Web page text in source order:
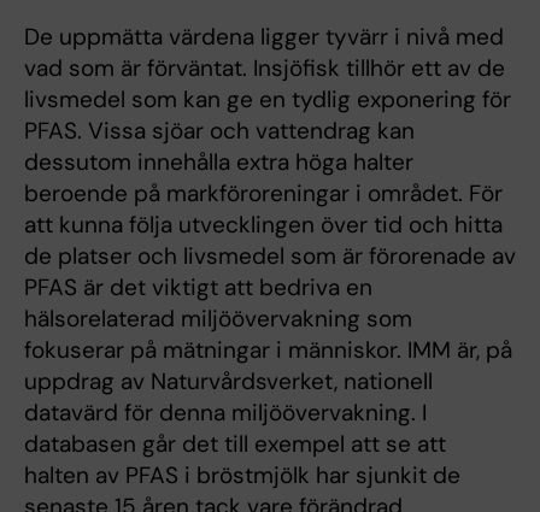
De uppmätta värdena ligger tyvärr i nivå med
vad som är förväntat. Insjöfisk tillhör ett av de
livsmedel som kan ge en tydlig exponering för
PFAS. Vissa sjöar och vattendrag kan
dessutom innehålla extra höga halter
beroende på markföroreningar i området. För
att kunna följa utvecklingen över tid och hitta
de platser och livsmedel som är förorenade av
PFAS är det viktigt att bedriva en
hälsorelaterad miljöövervakning som
fokuserar på mätningar i människor. IMM är, på
uppdrag av Naturvårdsverket, nationell
datavärd för denna miljöövervakning. I
databasen går det till exempel att se att
halten av PFAS i bröstmjölk har sjunkit de